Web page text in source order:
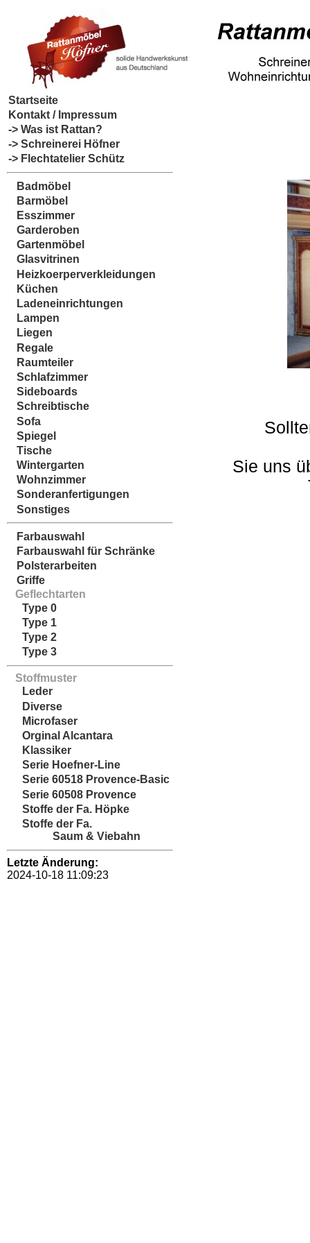
Startseite
Kontakt / Impressum
-> Was ist Rattan?
-> Schreinerei Höfner
-> Flechtatelier Schütz
Badmöbel
Barmöbel
Esszimmer
Garderoben
Gartenmöbel
Glasvitrinen
Heizkoerperverkleidungen
Küchen
Ladeneinrichtungen
Lampen
Liegen
Regale
Raumteiler
Schlafzimmer
Sideboards
Schreibtische
Sofa
Spiegel
Tische
Wintergarten
Wohnzimmer
Sonderanfertigungen
Sonstiges
Farbauswahl
Farbauswahl für Schränke
Polsterarbeiten
Griffe
Geflechtarten
Type 0
Type 1
Type 2
Type 3
Stoffmuster
Leder
Diverse
Microfaser
Orginal Alcantara
Klassiker
Serie Hoefner-Line
Serie 60518 Provence-Basic
Serie 60508 Provence
Stoffe der Fa. Höpke
Stoffe der Fa.
Saum & Viebahn
Letzte Änderung:
2024-10-18 11:09:23
Sie uns